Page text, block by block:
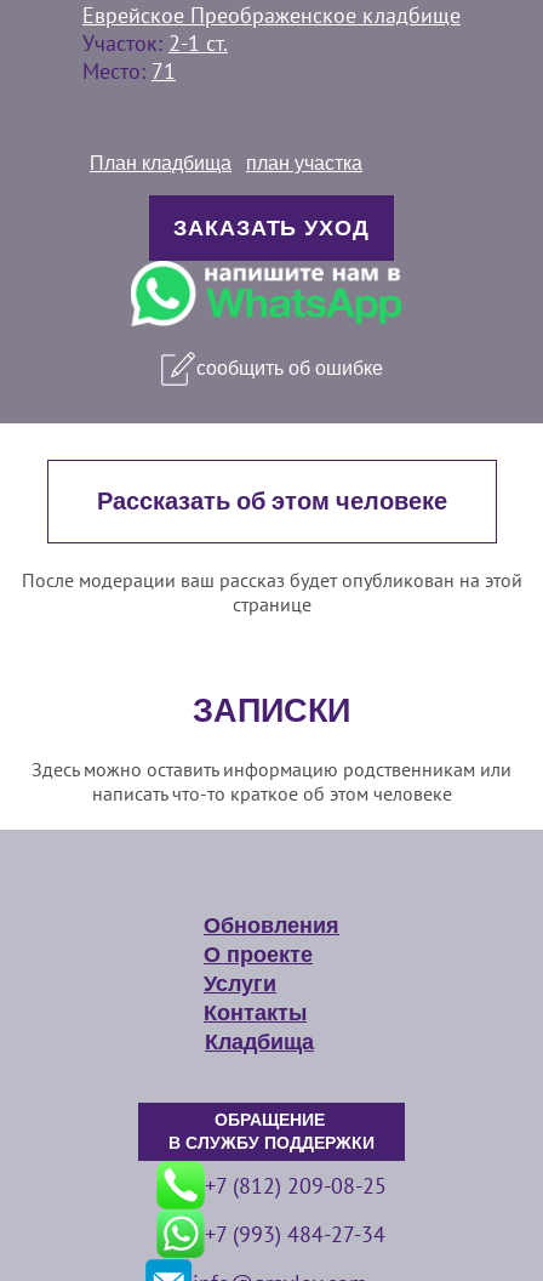
Еврейское Преображенское кладбище
Участок: 2-1 ст.
Место: 71
План кладбища план участка
ЗАКАЗАТЬ УХОД
сообщить об ошибке
Рассказать об этом человеке
После модерации ваш рассказ будет опубликован на этой
странице
ЗАПИСКИ
Здесь можно оставить информацию родственникам или
написать что-то краткое об этом человеке
Обновления
О проекте
Услуги
Контакты
Кладбища
ОБРАЩЕНИЕ
В СЛУЖБУ ПОДДЕРЖКИ
+7 (812) 209-08-25
+7 (993) 484-27-34